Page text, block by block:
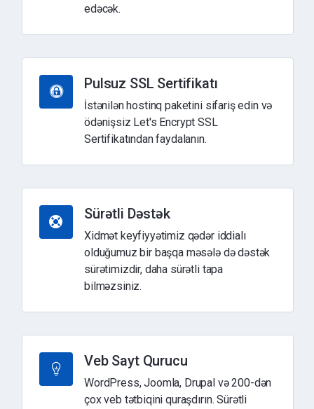
edəcək.
Pulsuz SSL Sertifikatı
İstənilən hostinq paketini sifariş edin və
ödənişsiz Let's Encrypt SSL
Sertifikatından faydalanın.
Sürətli Dəstək
Xidmət keyfiyyətimiz qədər iddialı
olduğumuz bir başqa məsələ də dəstək
sürətimizdir, daha sürətli tapa
bilməzsiniz.
Veb Sayt Qurucu
WordPress, Joomla, Drupal və 200-dən
çox veb tətbiqini quraşdırın. Sürətli